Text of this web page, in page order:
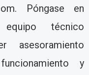
Póngase en
técnico
asesoramiento
y